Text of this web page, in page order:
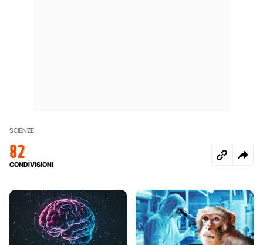
SCIENZE
82
CONDIVISIONI